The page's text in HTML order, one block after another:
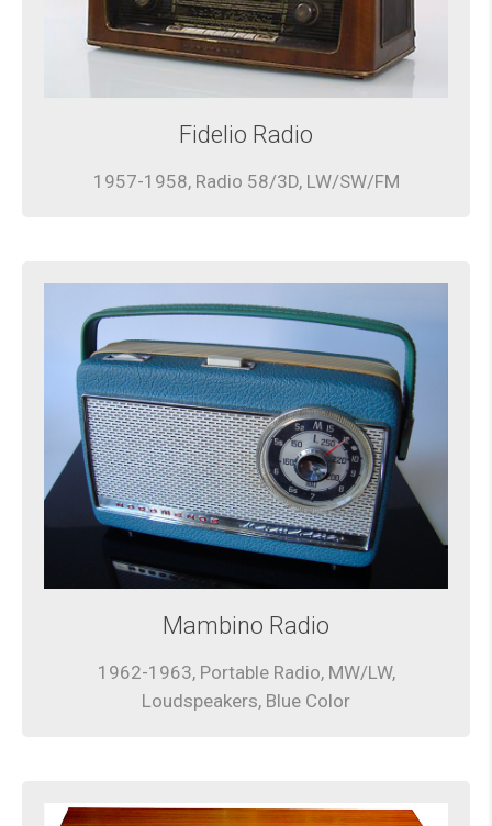
Fidelio Radio
1957-1958, Radio 58/3D, LW/SW/FM
Mambino Radio
1962-1963, Portable Radio, MW/LW,
Loudspeakers, Blue Color